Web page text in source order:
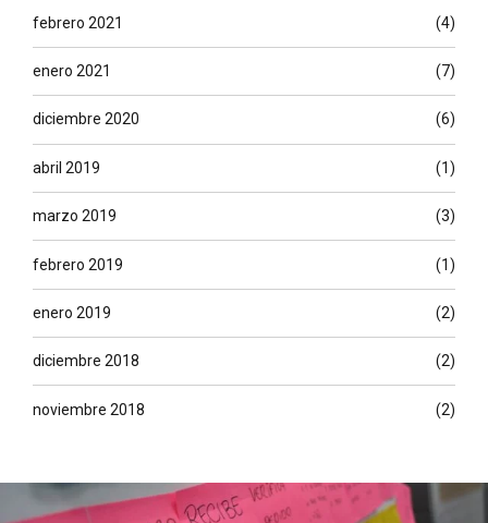
febrero 2021 (4)
enero 2021 (7)
diciembre 2020 (6)
abril 2019 (1)
marzo 2019 (3)
febrero 2019 (1)
enero 2019 (2)
diciembre 2018 (2)
noviembre 2018 (2)